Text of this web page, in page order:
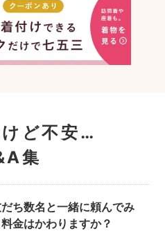
ど不安…
集
ち数名と一緒に頼んでみ
金はかわりますか？